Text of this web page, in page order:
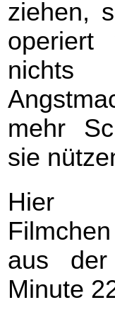
ziehen,
operiert
mehr
sie
aus
Minute